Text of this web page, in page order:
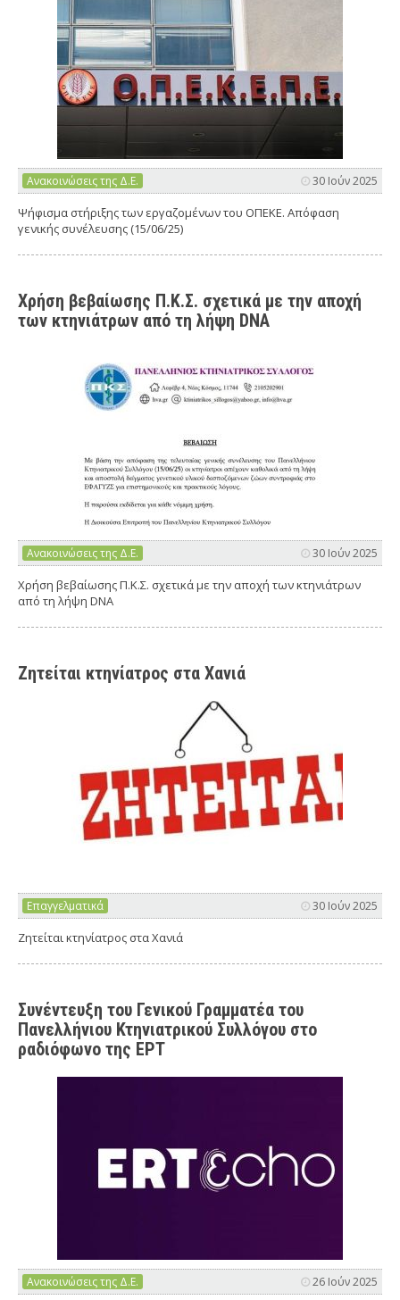
Ανακοινώσεις της Δ.Ε. 30 Ιούν 2025
Ψήφισμα στήριξης των εργαζομένων του ΟΠΕΚΕ. Απόφαση
γενικής συνέλευσης (15/06/25)
Χρήση βεβαίωσης Π.Κ.Σ. σχετικά με την αποχή
των κτηνιάτρων από τη λήψη DNA
Ανακοινώσεις της Δ.Ε. 30 Ιούν 2025
Χρήση βεβαίωσης Π.Κ.Σ. σχετικά με την αποχή των κτηνιάτρων
από τη λήψη DNA
Ζητείται κτηνίατρος στα Χανιά
Επαγγελματικά 30 Ιούν 2025
Ζητείται κτηνίατρος στα Χανιά
Συνέντευξη του Γενικού Γραμματέα του
Πανελλήνιου Κτηνιατρικού Συλλόγου στο
ραδιόφωνο της ΕΡΤ
Ανακοινώσεις της Δ.Ε. 26 Ιούν 2025